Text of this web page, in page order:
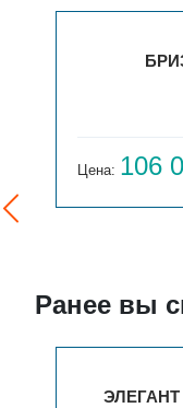
Цена: 106
Ранее вы
ЭЛЕГАНТ